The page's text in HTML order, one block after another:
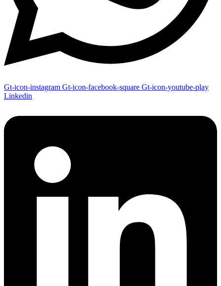
Gt-icon-instagram Gt-icon-facebook-square Gt-icon-youtube-play
Linkedin